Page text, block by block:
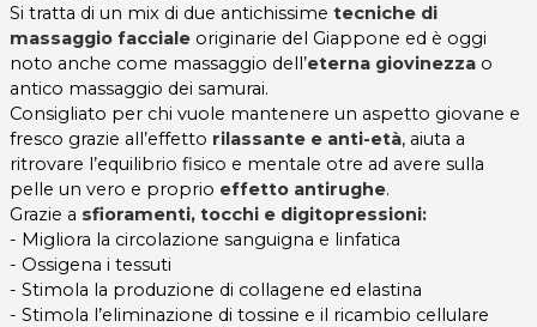
Si tratta di un mix di due antichissime tecniche di
massaggio facciale originarie del Giappone ed è oggi
noto anche come massaggio dell’eterna giovinezza o
antico massaggio dei samurai.
Consigliato per chi vuole mantenere un aspetto giovane e
fresco grazie all’effetto rilassante e anti-età, aiuta a
ritrovare l’equilibrio fisico e mentale otre ad avere sulla
pelle un vero e proprio effetto antirughe.
Grazie a sfioramenti, tocchi e digitopressioni:
- Migliora la circolazione sanguigna e linfatica
- Ossigena i tessuti
- Stimola la produzione di collagene ed elastina
- Stimola l’eliminazione di tossine e il ricambio cellulare